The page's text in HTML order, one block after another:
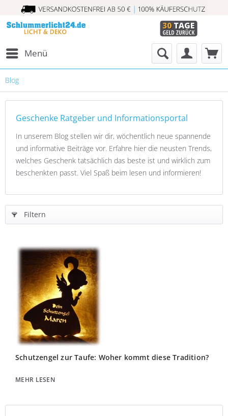
Menü
Blog
Geschenke Ratgeber und Informationsportal
In unserem Blog stellen wir dir, wöchentlich neue spannende
und informative Beiträge vor. Erfahre hier die neusten Trends,
welches Geschenk tatsächlich das beste ist und wirklich zum
beschenkten passt. Viel Spaß beim lesen und informieren!
Filtern
Schutzengel zur Taufe: Woher kommt diese Tradition?
MEHR LESEN